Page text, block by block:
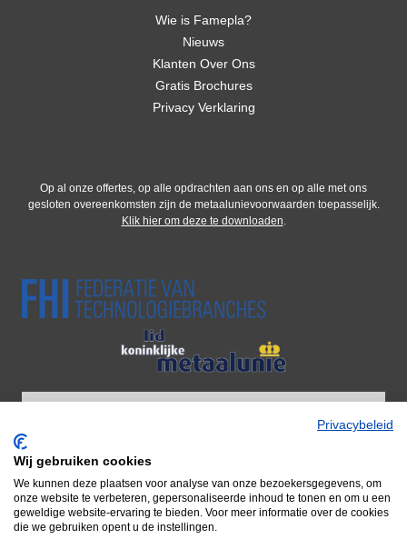
Wie is Famepla?
Nieuws
Klanten Over Ons
Gratis Brochures
Privacy Verklaring
Op al onze offertes, op alle opdrachten aan ons en op alle met ons
gesloten overeenkomsten zijn de metaalunievoorwaarden toepasselijk.
Klik hier om deze te downloaden.
Wij zijn onderdeel van Adiform BV
Door naar Adiform
Privacybeleid
Wij gebruiken cookies
We kunnen deze plaatsen voor analyse van onze bezoekersgegevens, om
onze website te verbeteren, gepersonaliseerde inhoud te tonen en om u een
geweldige website-ervaring te bieden. Voor meer informatie over de cookies
die we gebruiken opent u de instellingen.